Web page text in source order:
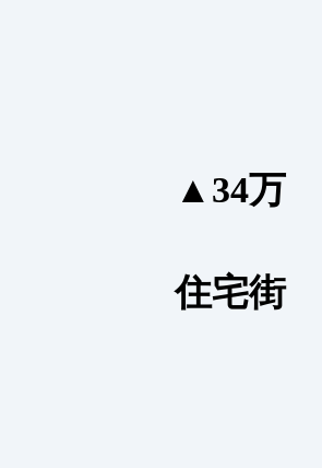
▲34万
住宅街